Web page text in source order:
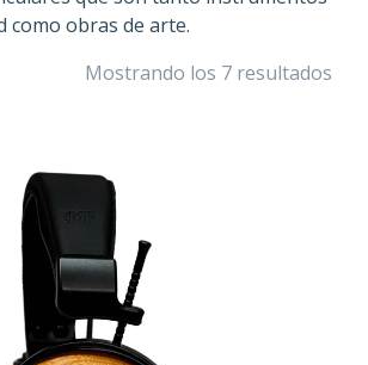
como obras de arte.
Mostrando los 7 resultados